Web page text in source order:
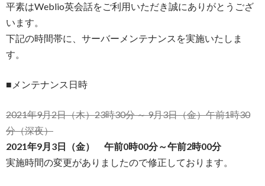
平素はWeblio英会話をご利用いただき誠にありがとうござ
います。
下記の時間帯に、サーバーメンテナンスを実施いたしま
す。
■メンテナンス日時
2021年9月2日（木）23時30分 ～ 9月3日（金）午前1時30
分（深夜）
2021年9月3日（金） 午前0時00分～午前2時00分
実施時間の変更がありましたので修正しております。